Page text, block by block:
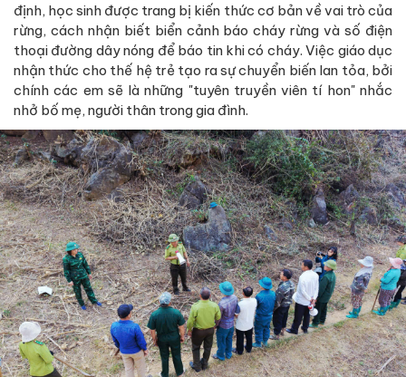
định, học sinh được trang bị kiến thức cơ bản về vai trò của
rừng, cách nhận biết biển cảnh báo cháy rừng và số điện
thoại đường dây nóng để báo tin khi có cháy. Việc giáo dục
nhận thức cho thế hệ trẻ tạo ra sự chuyển biến lan tỏa, bởi
chính các em sẽ là những "tuyên truyền viên tí hon" nhắc
nhở bố mẹ, người thân trong gia đình.